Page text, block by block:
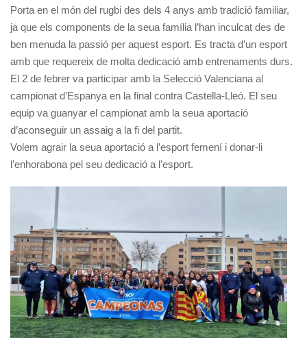
Porta en el món del rugbi des dels 4 anys amb tradició familiar,
ja que els components de la seua família l’han inculcat des de
ben menuda la passió per aquest esport. Es tracta d’un esport
amb que requereix de molta dedicació amb entrenaments durs.
El 2 de febrer va participar amb la Selecció Valenciana al
campionat d’Espanya en la final contra Castella-Lleó. El seu
equip va guanyar el campionat amb la seua aportació
d’aconseguir un assaig a la fi del partit.
Volem agrair la seua aportació a l’esport femení i donar-li
l’enhorabona pel seu dedicació a l’esport.